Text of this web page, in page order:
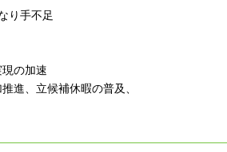
り手不足
の加速
進、立候補休暇の普及、